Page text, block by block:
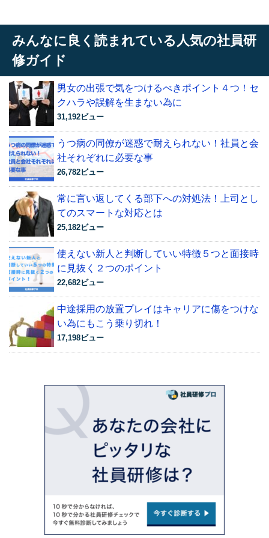
みんなに良く読まれている人気の社員研
修ガイド
男女の出張で気をつけるべきポイント４つ！セ
クハラや誤解を生まない為に
31,192ビュー
うつ病の同僚が迷惑で耐えられない！社員と会
社それぞれに必要な事
26,782ビュー
常に言い返してくる部下への対処法！上司とし
てのスマートな対応とは
25,182ビュー
使えない新人と判断していい特徴５つと面接時
に見抜く２つのポイント
22,682ビュー
中途採用の放置プレイはキャリアに傷をつけな
い為にもこう乗り切れ！
17,198ビュー